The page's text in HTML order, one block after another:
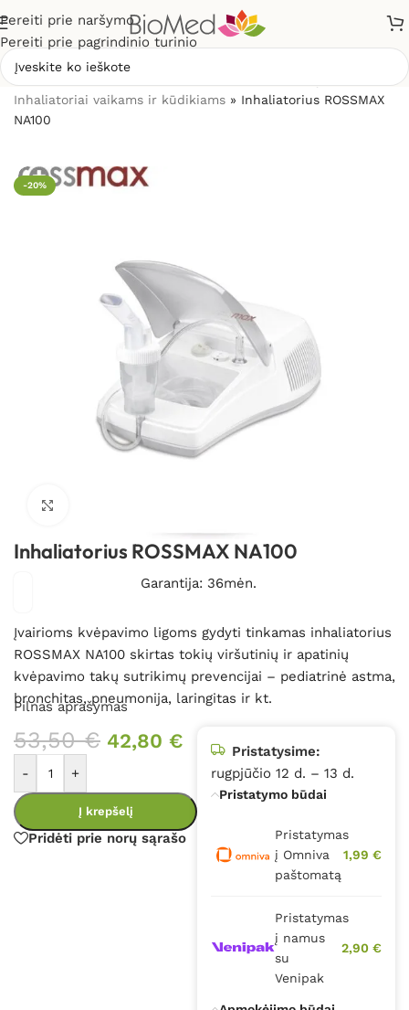
Pereiti prie naršymo
Pereiti prie pagrindinio turinio
Inhaliatoriai vaikams ir kūdikiams » Inhaliatorius ROSSMAX
NA100
-20%
Inhaliatorius ROSSMAX NA100
Garantija: 36mėn.
Įvairioms kvėpavimo ligoms gydyti tinkamas inhaliatorius
ROSSMAX NA100 skirtas tokių viršutinių ir apatinių
kvėpavimo takų sutrikimų prevencijai – pediatrinė astma,
bronchitas, pneumonija, laringitas ir kt.
Pilnas aprašymas
53,50€ 42,80 €
- +
Į krepšelį
Pridėti prie norų sąrašo
Pristatysime:
rugpjūčio 12 d. – 13 d.
Pristatymo būdai
Pristatymas
į Omniva
paštomatą
1,99 €
Pristatymas
į namus
su
Venipak
2,90 €